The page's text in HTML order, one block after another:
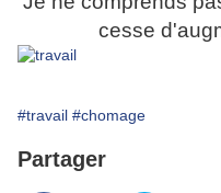
cesse
#travail #chomage
Partager